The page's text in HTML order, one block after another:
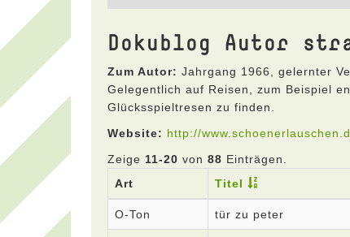
Dokublog Autor
Zum Autor: Jahrgang 1966, gelernter
Gelegentlich auf Reisen, zum Beispiel
Glücksspieltresen zu finden.
Website: http://
Zeige 11-20 von 88 Einträgen.
Art
Titel
O-Ton tür zu peter